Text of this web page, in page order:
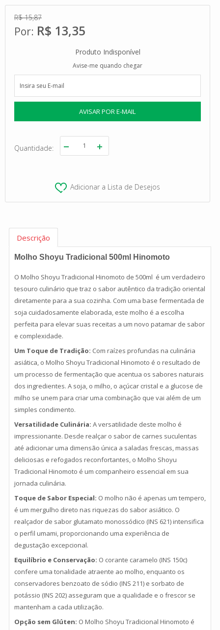
R$ 15,87
R$ 13,35
Produto Indisponível
Avise-me quando chegar
Quantidade
Adicionar a Lista de Desejos
Descrição
Molho Shoyu Tradicional 500ml Hinomoto
O Molho Shoyu Tradicional Hinomoto de 500ml é um verdadeiro
tesouro culinário que traz o sabor autêntico da tradição oriental
diretamente para a sua cozinha. Com uma base fermentada de
soja cuidadosamente elaborada, este molho é a escolha
perfeita para elevar suas receitas a um novo patamar de sabor
e complexidade.
Um Toque de Tradição: Com raízes profundas na culinária
asiática, o Molho Shoyu Tradicional Hinomoto é o resultado de
um processo de fermentação que acentua os sabores naturais
dos ingredientes. A soja, o milho, o açúcar cristal e a glucose de
milho se unem para criar uma combinação que vai além de um
simples condimento.
Versatilidade Culinária: A versatilidade deste molho é
impressionante. Desde realçar o sabor de carnes suculentas
até adicionar uma dimensão única a saladas frescas, massas
deliciosas e refogados reconfortantes, o Molho Shoyu
Tradicional Hinomoto é um companheiro essencial em sua
jornada culinária.
Toque de Sabor Especial: O molho não é apenas um tempero,
é um mergulho direto nas riquezas do sabor asiático. O
realçador de sabor glutamato monossódico (INS 621) intensifica
o perfil umami, proporcionando uma experiência de
degustação excepcional.
Equilíbrio e Conservação: O corante caramelo (INS 150c)
confere uma tonalidade atraente ao molho, enquanto os
conservadores benzoato de sódio (INS 211) e sorbato de
potássio (INS 202) asseguram que a qualidade e o frescor se
mantenham a cada utilização.
Opção sem Glúten: O Molho Shoyu Tradicional Hinomoto é